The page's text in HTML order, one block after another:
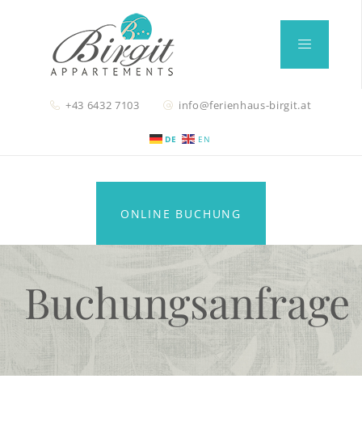
+43 6432 7103 info@ferienhaus-birgit.at
DE EN
ONLINE BUCHUNG
Buchungsanfrage